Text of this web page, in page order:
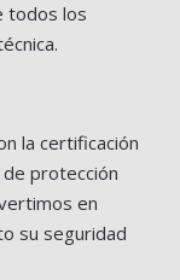
todos los
la certificación
de protección
en
su seguridad